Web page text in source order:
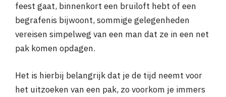
feest gaat, binnenkort een bruiloft hebt of een
begrafenis bijwoont, sommige gelegenheden
vereisen simpelweg van een man dat ze in een net
pak komen opdagen.
Het is hierbij belangrijk dat je de tijd neemt voor
het uitzoeken van een pak, zo voorkom je immers